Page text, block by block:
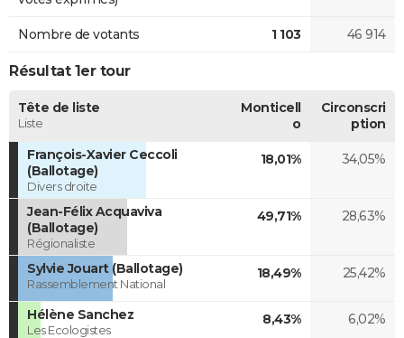
Nombre de votants 1 103 46 914
Résultat 1er tour
Tête de liste
Liste
Monticell
o
Circonscri
ption
François-Xavier Ceccoli
(Ballotage)
Divers droite
18,01% 34,05%
Jean-Félix Acquaviva
(Ballotage)
Régionaliste
49,71% 28,63%
Sylvie Jouart (Ballotage)
Rassemblement National
18,49% 25,42%
Hélène Sanchez
Les Ecologistes
8,43% 6,02%